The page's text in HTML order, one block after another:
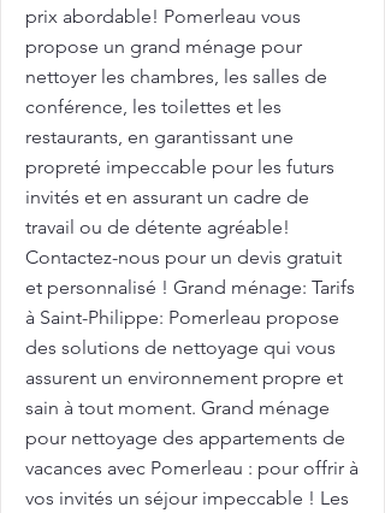
prix abordable! Pomerleau vous
propose un grand ménage pour
nettoyer les chambres, les salles de
conférence, les toilettes et les
restaurants, en garantissant une
propreté impeccable pour les futurs
invités et en assurant un cadre de
travail ou de détente agréable!
Contactez-nous pour un devis gratuit
et personnalisé ! Grand ménage: Tarifs
à Saint-Philippe: Pomerleau propose
des solutions de nettoyage qui vous
assurent un environnement propre et
sain à tout moment. Grand ménage
pour nettoyage des appartements de
vacances avec Pomerleau : pour offrir à
vos invités un séjour impeccable ! Les